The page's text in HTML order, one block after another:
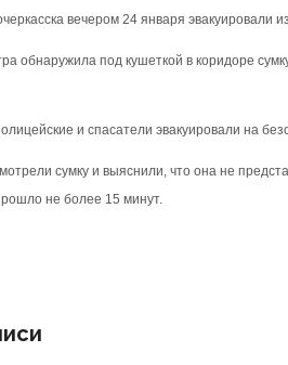
вечером 24 января эвакуировали
обнаружила под кушеткой в коридоре
и спасатели эвакуировали на
сумку и выяснили, что она не
не более 15 минут.